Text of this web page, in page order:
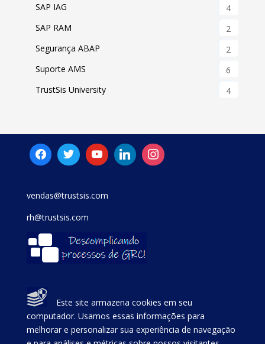
SAP IAG
4
SAP RAM
2
Segurança ABAP
2
Suporte AMS
6
TrustSis University
4
vendas@trustsis.com
rh@trustsis.com
Este site armazena cookies em seu
computador. Usamos essas informações para
melhorar e personalizar sua experiência de navegação